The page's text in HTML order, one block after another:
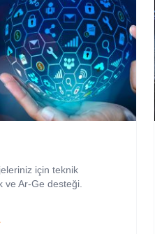
için teknik
ve Ar-Ge desteği.